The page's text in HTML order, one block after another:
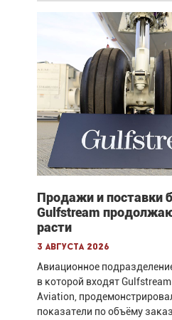
Продажи и поставки
Gulfstream
расти
3 августа 2026
Авиационное
в которой входят
Aviation,
показатели по объёму